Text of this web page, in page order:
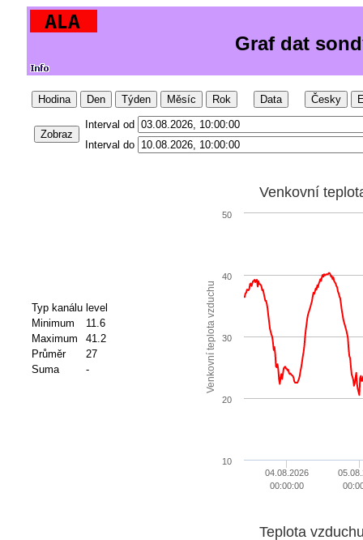
Graf dat
Hodina Den Týden Měsíc Rok Data Česky
Zobraz
Interval od
Interval do
Typ kanálu level
Minimum
11.6
Maximum
41.2
Průměr
27
Suma
- Venkovní teplota vzduchu
Venkovní
04.08.2026
00:00:00
10
20
30
40
50